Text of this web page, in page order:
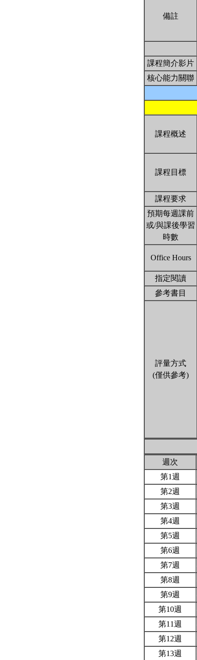
備註
課程簡介影片
核心能力關聯
課程概述
課程目標
課程要求
預期每週課前
或/與課後學習
時數
Office Hours
指定閱讀
參考書目
評量方式
(僅供參考)
週次
第1週
第2週
第3週
第4週
第5週
第6週
第7週
第8週
第9週
第10週
第11週
第12週
第13週